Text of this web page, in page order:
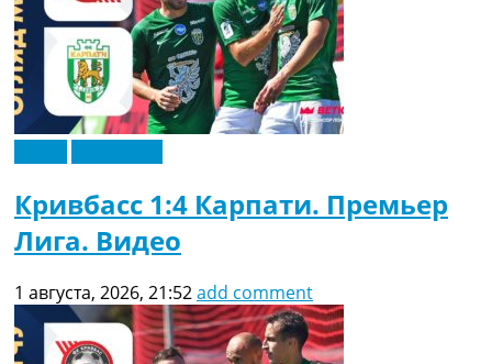
Кривбасс 1:4 Карпати. Премьер
Лига. Видео
1 августа, 2026, 21:52add comment